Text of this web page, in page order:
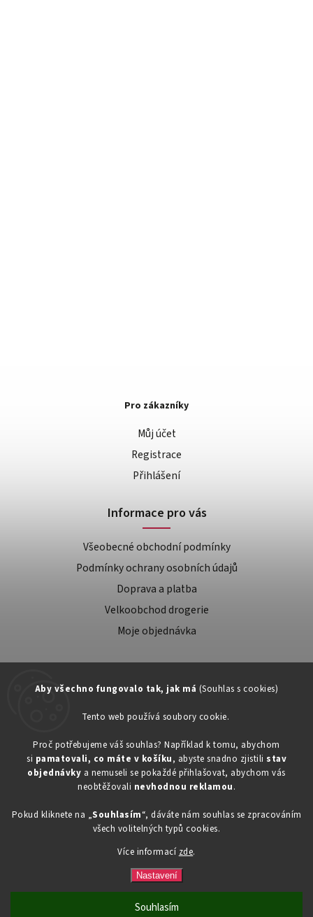
Aby všechno fungovalo tak, jak má (Souhlas s cookies)
Tento web používá soubory cookie.
Proč potřebujeme váš souhlas? Například k tomu, abychom
si pamatovali, co máte v košíku, abyste snadno zjistili stav
objednávky a nemuseli se pokaždé přihlašovat, abychom vás
neobtěžovali nevhodnou reklamou.
Pokud kliknete na „Souhlasím“, dáváte nám souhlas se zpracováním
všech volitelných typů cookies.
Více informací zde.
Nastavení
Souhlasím
734603917
eshop@toner-rl.cz
Pro zákazníky
Můj účet
Registrace
Přihlášení
Informace pro vás
Všeobecné obchodní podmínky
Podmínky ochrany osobních údajů
Doprava a platba
Velkoobchod drogerie
Moje objednávka
Copyright 2026Drogerka24.cz. Všechna práva vyhrazena.
VytvořilShoptet| Design